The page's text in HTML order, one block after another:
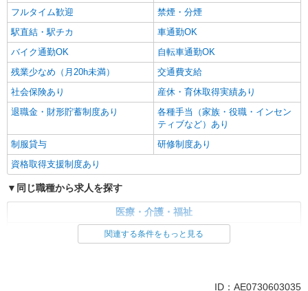
フルタイム歓迎
禁煙・分煙
駅直結・駅チカ
車通勤OK
バイク通勤OK
自転車通勤OK
残業少なめ（月20h未満）
交通費支給
社会保険あり
産休・育休取得実績あり
退職金・財形貯蓄制度あり
各種手当（家族・役職・インセン
ティブなど）あり
制服貸与
研修制度あり
資格取得支援制度あり
同じ職種から求人を探す
医療・介護・福祉
関連する条件をもっと見る
ID：AE0730603035